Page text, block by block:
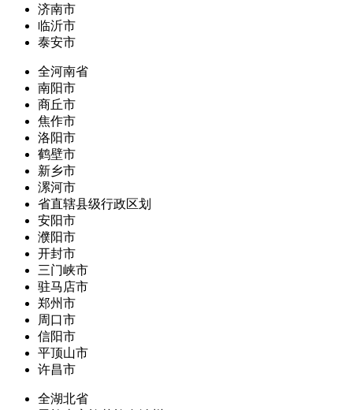
济南市
临沂市
泰安市
全河南省
南阳市
商丘市
焦作市
洛阳市
鹤壁市
新乡市
漯河市
省直辖县级行政区划
安阳市
濮阳市
开封市
三门峡市
驻马店市
郑州市
周口市
信阳市
平顶山市
许昌市
全湖北省